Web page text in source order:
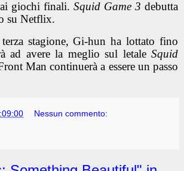
giochi finali. Squid Game 3 debutta
su Netflix.
stagione, Gi-hun ha lottato fino
ad avere la meglio sul letale Squid
Man continuerà a essere un passo
Nessun commento: